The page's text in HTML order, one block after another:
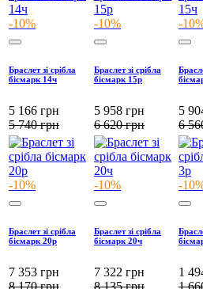
-10%
Браслет зі срібла
бісмарк 14ч
5 166 грн
5 740грн
-10%
Браслет зі срібла
бісмарк 15р
5 958 грн
6 620грн
-
5
6
-10%
Браслет зі срібла
бісмарк 20р
7 353 грн
-10%
Браслет зі срібла
бісмарк 20ч
7 322 грн
-
1